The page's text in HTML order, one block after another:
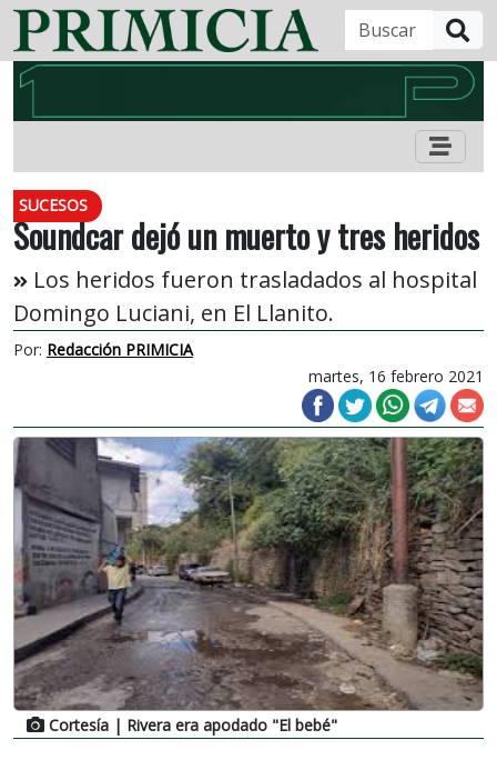
SUCESOS
Soundcar dejó un muerto y tres heridos
Los heridos fueron trasladados al hospital
Domingo Luciani, en El Llanito.
Por: Redacción PRIMICIA
martes, 16 febrero 2021
Cortesía | Rivera era apodado "El bebé"